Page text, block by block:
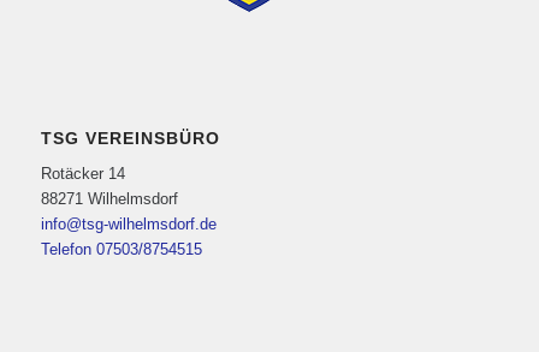
TSG VEREINSBÜRO
Rotäcker 14
88271 Wilhelmsdorf
info@tsg-wilhelmsdorf.de
Telefon 07503/8754515